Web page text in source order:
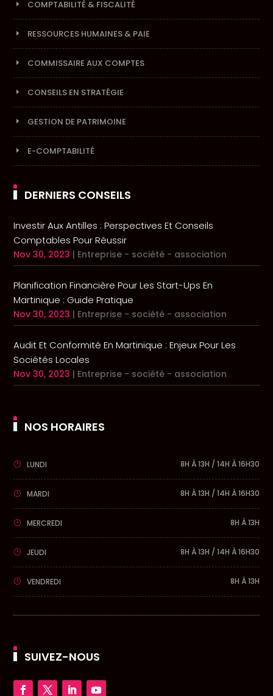
COMPTABILITÉ & FISCALITÉ
RESSOURCES HUMAINES & PAIE
COMMISSAIRE AUX COMPTES
CONSEILS EN STRATÉGIE
GESTION DE PATRIMOINE
E-COMPTABILITÉ
DERNIERS CONSEILS
Investir Aux Antilles : Perspectives Et Conseils
Comptables Pour Réussir
Nov 30, 2023 | Entreprise - société - association
Planification Financière Pour Les Start-Ups En
Martinique : Guide Pratique
Nov 30, 2023 | Entreprise - société - association
Audit Et Conformité En Martinique : Enjeux Pour Les
Sociétés Locales
Nov 30, 2023 | Entreprise - société - association
NOS HORAIRES
LUNDI 8H À 13H / 14H À 16H30
MARDI 8H À 13H / 14H À 16H30
MERCREDI 8H À 13H
JEUDI 8H À 13H / 14H À 16H30
VENDREDI 8H À 13H
SUIVEZ-NOUS